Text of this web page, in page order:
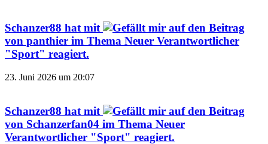
Schanzer88 hat mit
auf den Beitrag
von panthier im Thema Neuer Verantwortlicher
"Sport" reagiert.
23. Juni 2026 um 20:07
Schanzer88 hat mit
auf den Beitrag
von Schanzerfan04 im Thema Neuer
Verantwortlicher "Sport" reagiert.